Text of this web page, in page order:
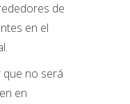
de
en el
no será
en